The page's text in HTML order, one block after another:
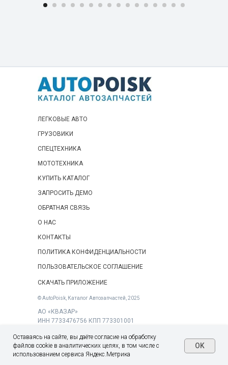
Оставаясь на сайте, вы даёте согласие на обработку
файлов cookie в аналитических целях, в том числе с
использованием сервиса Яндекс.Метрика
OK
Газель - Next ГАЗ-А69R52
Газель - Next ГАЗ-С41R90
Газель - Next ГАЗ-С43R9Е
Газель - Next ГАЗ-С45R90
ГАЗель ГАЗ-27055
ГАЗель ГАЗ-27056
ГАЗель ГАЗ-27057
ГАЗель ГАЗ-3221
ГАЗель ГАЗ-322105
ГАЗель ГАЗ-322121
ГАЗель ГАЗ-322125
ГАЗель ГАЗ-322126
ГАЗель ГАЗ-32213
ГАЗель ГАЗ-322132
ГАЗель ГАЗ-322133
ГАЗель ГАЗ-32214
ГАЗель ГАЗ-32215
АО «КВАЗАР»
ИНН 7733476756 КПП 773301001
125310, г. Москва, вн.тер.г. муниципальный округ
Митино, ул. Митинская, д. 55, к. 1, помещ. ½
© AutoPoisk, Каталог Автозапчастей, 2025
ОБРАТНАЯ СВЯЗЬ
ЗАПРОСИТЬ ДЕМО
КУПИТЬ КАТАЛОГ
СПЕЦТЕХНИКА
МОТОТЕХНИКА
ГРУЗОВИКИ
ЛЕГКОВЫЕ АВТО
ПОЛЬЗОВАТЕЛЬСКОЕ СОГЛАШЕНИЕ
СКАЧАТЬ ПРИЛОЖЕНИЕ
ПОЛИТИКА КОНФИДЕНЦИАЛЬНОСТИ
КОНТАКТЫ
О НАС